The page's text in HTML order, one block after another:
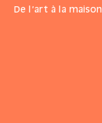
De l’art à la